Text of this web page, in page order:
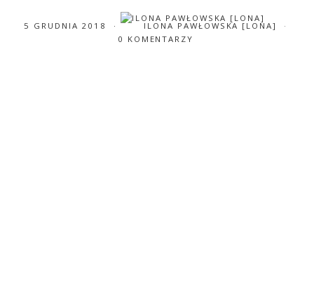
5 GRUDNIA 2018
ILONA PAWŁOWSKA [LONA]
0 KOMENTARZY